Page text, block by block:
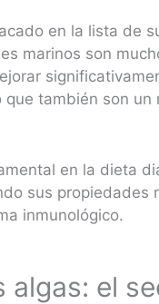
en la lista de
marinos son
también son un
en la dieta
sus propiedades
inmunológico​.
el